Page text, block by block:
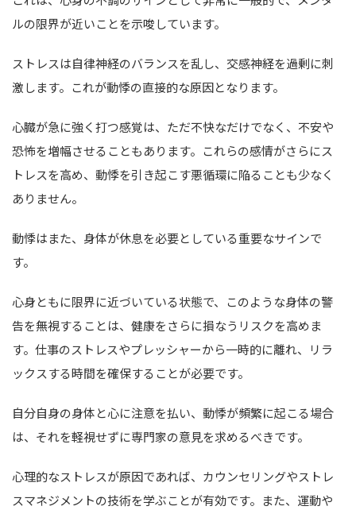
ルの限界が近いことを示唆しています。
ストレスは自律神経のバランスを乱し、交感神経を過剰に刺
激します。これが動悸の直接的な原因となります。
心臓が急に強く打つ感覚は、ただ不快なだけでなく、不安や
恐怖を増幅させることもあります。これらの感情がさらにス
トレスを高め、動悸を引き起こす悪循環に陥ることも少なく
ありません。
動悸はまた、身体が休息を必要としている重要なサインで
す。
心身ともに限界に近づいている状態で、このような身体の警
告を無視することは、健康をさらに損なうリスクを高めま
す。仕事のストレスやプレッシャーから一時的に離れ、リラ
ックスする時間を確保することが必要です。
自分自身の身体と心に注意を払い、動悸が頻繁に起こる場合
は、それを軽視せずに専門家の意見を求めるべきです。
心理的なストレスが原因であれば、カウンセリングやストレ
スマネジメントの技術を学ぶことが有効です。また、運動や